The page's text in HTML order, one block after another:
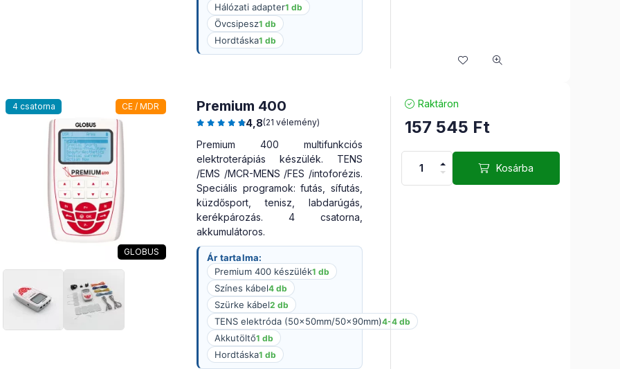
Hálózati adapter1 db
Övcsipesz1 db
Hordtáska1 db
4 csatorna CE / MDR
GLOBUS
Premium 400
4,8(21 vélemény)
Premium 400 multifunkciós
elektroterápiás készülék. TENS
/EMS /MCR-MENS /FES /intoforézis.
Speciális programok: futás, sífutás,
küzdősport, tenisz, labdarúgás,
kerékpározás. 4 csatorna,
akkumulátoros.
Ár tartalma:
Premium 400 készülék1 db
Színes kábel4 db
Szürke kábel2 db
TENS elektróda (50x50mm/50x90mm)4-4 db
Akkutöltő1 db
Hordtáska1 db
Raktáron
157 545 Ft
Kosárba